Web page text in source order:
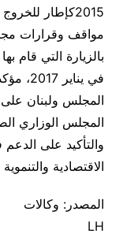
2015كإطار
مواقف وقرارات
بالزيارة التي قام
في
المجلس ولبنان
المجلس الوزاري
والتأكيد على الدعم
الاقتصادية
المصدر: وكالات
LH